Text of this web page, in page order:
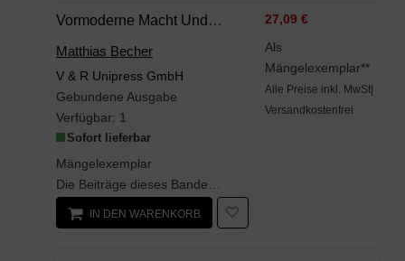
Vormoderne Macht Und Herrschaft: Geschlechterdimensionen Und Spannungsfelder
Matthias Becher
V & R Unipress GmbH
Gebundene Ausgabe
Verfügbar: 1
Sofort lieferbar
Mängelexemplar
27,09 €
Als
Mängelexemplar**
Alle Preise inkl. MwSt|
Versandkostenfrei
IN DEN WARENKORB